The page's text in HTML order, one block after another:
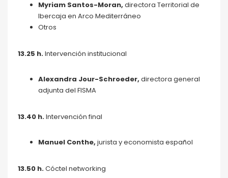
Myriam Santos-Moran, directora Territorial de
Ibercaja en Arco Mediterráneo
Otros
13.25 h.Intervención institucional
Alexandra Jour-Schroeder, directora general
adjunta del FISMA
13.40 h.Intervención final
Manuel Conthe, jurista y economista español
13.50 h.Cóctel networking